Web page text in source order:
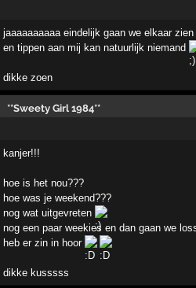
jaaaaaaaaaa eindelijk gaan we elkaar
en tippen aan mij kan natuurlijk niemand
dikke zoen
**Sweety Girl 1984**
kanjer!!!
hoe is het nou???
hoe was je weekend???
nog wat uitgevreten
nog een paar weekies en dan gaan we
heb er zin in hoor
dikke kusssss